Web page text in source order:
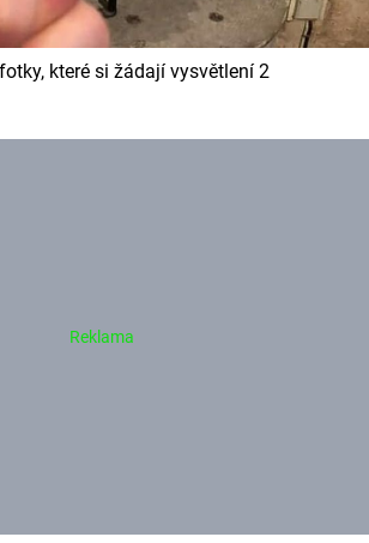
které si žádají vysvětlení 2